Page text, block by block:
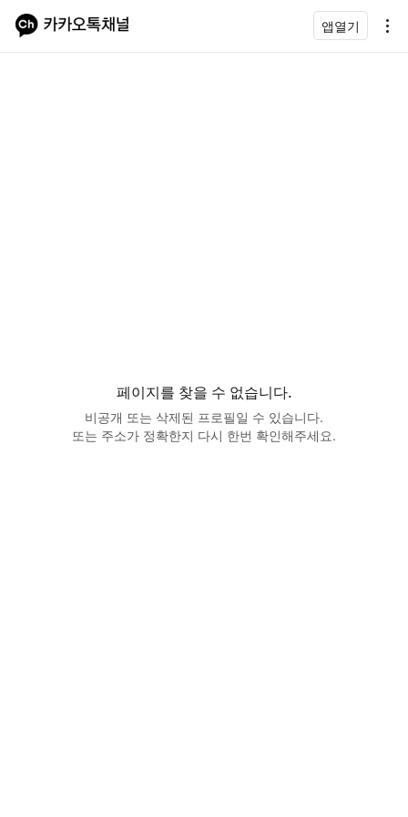
앱열기
페이지를 찾을 수 없습니다.
비공개 또는 삭제된 프로필일 수 있습니다.
또는 주소가 정확한지 다시 한번 확인해주세요.